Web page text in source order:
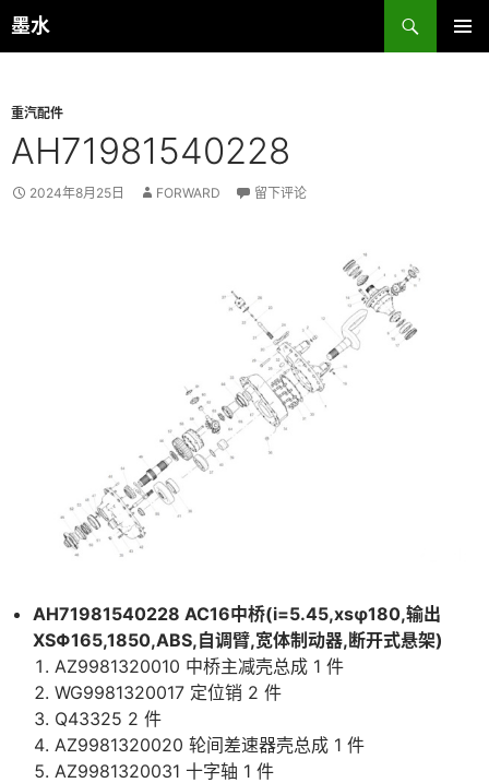
跳
至
墨水
搜
索
重汽配件
AH71981540228
2024年8月25日 FORWARD 留下评论
AH71981540228 AC16中桥(i=5.45,xsφ180,输出
XSΦ165,1850,ABS,自调臂,宽体制动器,断开式悬架)
AZ9981320010 中桥主减壳总成 1 件
WG9981320017 定位销 2 件
Q43325 2 件
AZ9981320020 轮间差速器壳总成 1 件
AZ9981320031 十字轴 1 件